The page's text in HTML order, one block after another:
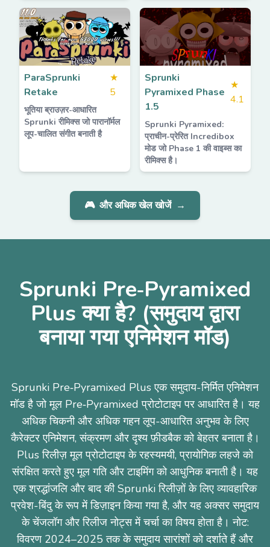
ParaSprunki
Retake
★
5
भूतिया ब्राउज़र-आधारित
Sprunki रीमिक्स जो पारानॉर्मल
लूप-चालित संगीत बनाती है
Sprunki
Pyramixed Phase
1.5
★
4.1
Sprunki Pyramixed:
प्राचीन-प्रेरित Incredibox
मोड जो Phase 1 की वाइब्स का
रीमिक्स है।
🎮 और अधिक खेल खोजें →
Sprunki Pre‑Pyramixed
Plus क्या है? (समुदाय द्वारा
बनाया गया एनिमेशन मॉड)
Sprunki Pre‑Pyramixed Plus एक समुदाय-निर्मित एनिमेशन
मॉड है जो मूल Pre‑Pyramixed प्रोटोटाइप पर आधारित है। यह
अधिक चिकनी और अधिक गहन लूप-आधारित अनुभव के लिए
कैरेक्टर एनिमेशन, संक्रमण और दृश्य फ़ीडबैक को बेहतर बनाता है।
Plus रिलीज़ मूल प्रोटोटाइप के रहस्यमयी, प्रायोगिक लहजे को
संरक्षित करते हुए मूल गति और टाइमिंग को आधुनिक बनाती है। यह
एक श्रद्धांजलि और बाद की Sprunki रिलीज़ों के लिए व्यावहारिक
प्रवेश-बिंदु के रूप में डिज़ाइन किया गया है, और यह अक्सर समुदाय
के चेंजलॉग और रिलीज नोट्स में चर्चा का विषय होता है। नोट:
विवरण 2024–2025 तक के समुदाय सारांशों को दर्शाते हैं और